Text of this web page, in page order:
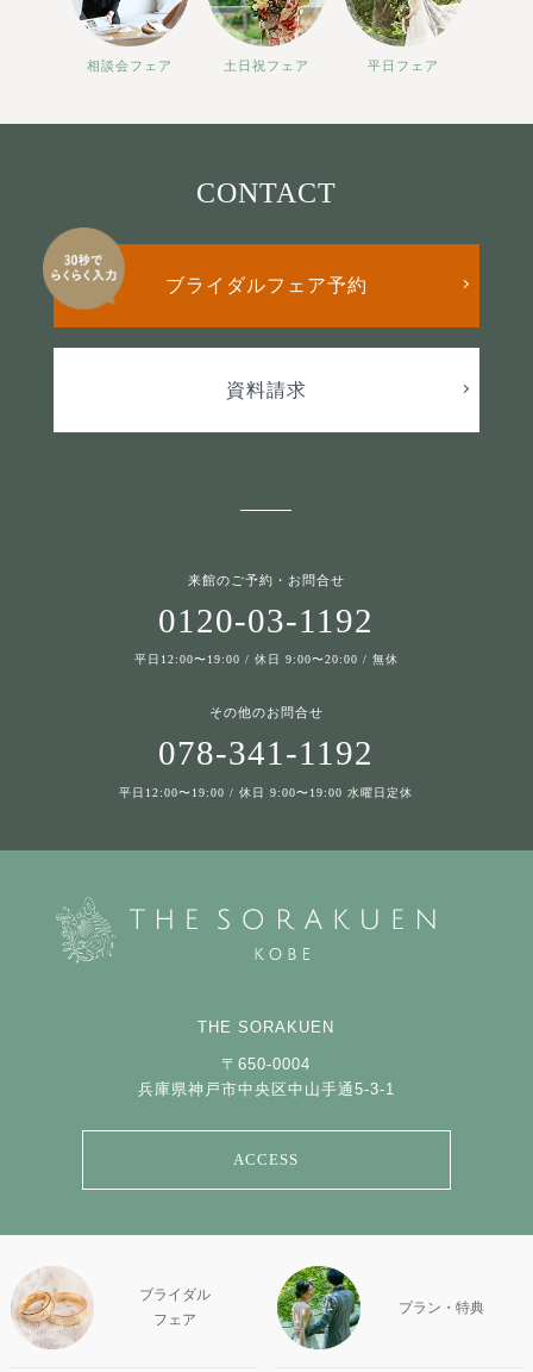
相談会フェア 土日祝フェア 平日フェア
CONTACT
ブライダルフェア予約
資料請求
来館のご予約・お問合せ
0120-03-1192
平日12:00〜19:00 / 休日 9:00〜20:00 / 無休
その他のお問合せ
078-341-1192
平日12:00〜19:00 / 休日 9:00〜19:00 水曜日定休
THE SORAKUEN
〒650-0004
兵庫県神戸市中央区中山手通5-3-1
ACCESS
ブライダル
フェア
プラン・特典